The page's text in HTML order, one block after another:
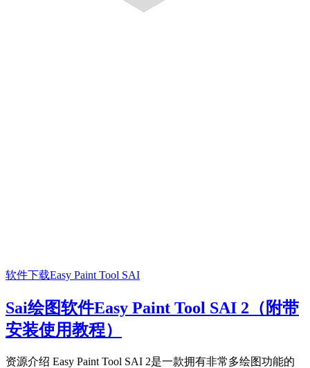
软件下载Easy Paint Tool SAI
Sai绘图软件Easy Paint Tool SAI 2（附带
安装使用教程）
资源介绍 Easy Paint Tool SAI 2是一款拥有非常多绘图功能的